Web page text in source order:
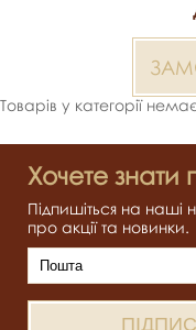
Товарів у категорії
Хочете
Підпишіться на
про акції та новинки.